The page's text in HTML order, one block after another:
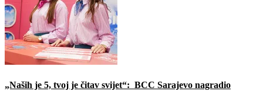
„Naših je 5, tvoj je čitav svijet“: BCC Sarajevo nagradio